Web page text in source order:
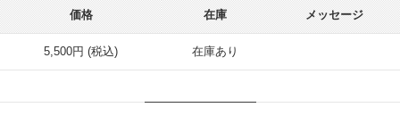
価格 在庫 メッセージ
5,500円 (税込) 在庫あり